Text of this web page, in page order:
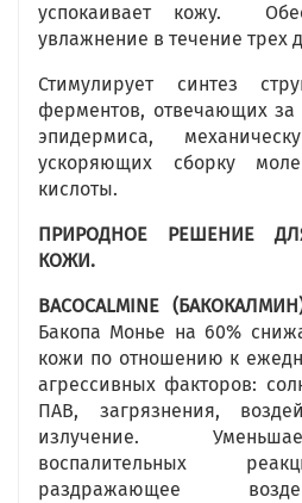
успокаивает кожу.
увлажнение в течение трех
Стимулирует синтез
ферментов, отвечающих
эпидермиса,
ускоряющих сборку
кислоты.
ПРИРОДНОЕ РЕШЕНИЕ
КОЖИ.
BACOCALMINE
Бакопа Монье на 60%
кожи по отношению к
агрессивных факторов:
ПАВ, загрязнения,
излучение.
воспалительных
раздражающее